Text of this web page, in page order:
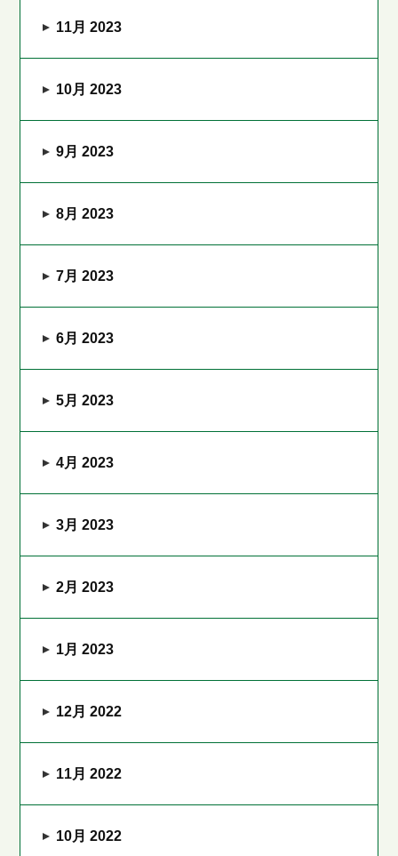
11月 2023
10月 2023
9月 2023
8月 2023
7月 2023
6月 2023
5月 2023
4月 2023
3月 2023
2月 2023
1月 2023
12月 2022
11月 2022
10月 2022